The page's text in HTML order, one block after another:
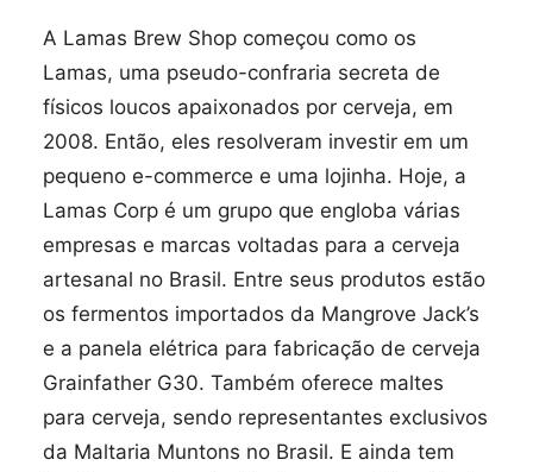
A Lamas Brew Shop começou como os
Lamas, uma pseudo-confraria secreta de
físicos loucos apaixonados por cerveja, em
2008. Então, eles resolveram investir em um
pequeno e-commerce e uma lojinha. Hoje, a
Lamas Corp é um grupo que engloba várias
empresas e marcas voltadas para a cerveja
artesanal no Brasil. Entre seus produtos estão
os fermentos importados da Mangrove Jack’s
e a panela elétrica para fabricação de cerveja
Grainfather G30. Também oferece maltes
para cerveja, sendo representantes exclusivos
da Maltaria Muntons no Brasil. E ainda tem